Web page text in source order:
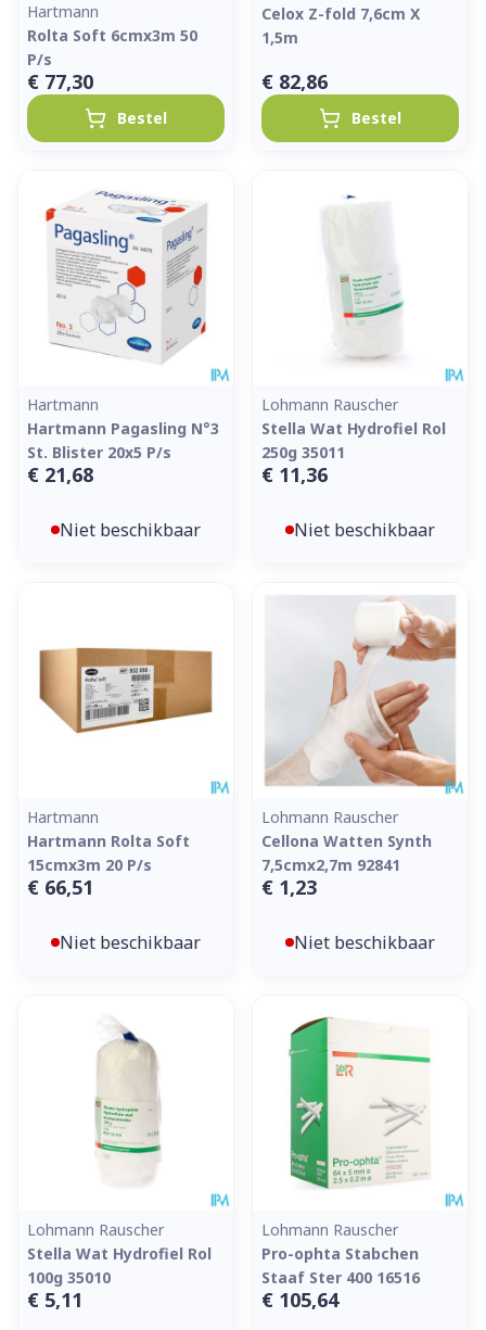
Hartmann
Rolta Soft 6cmx3m 50
P/s
€ 77,30
Bestel
Celox Z-fold 7,6cm X
1,5m
€ 82,86
Bestel
Hartmann
Hartmann Pagasling N°3
St. Blister 20x5 P/s
€ 21,68
Niet beschikbaar
Lohmann Rauscher
Stella Wat Hydrofiel Rol
250g 35011
€ 11,36
Niet beschikbaar
Hartmann
Hartmann Rolta Soft
15cmx3m 20 P/s
€ 66,51
Niet beschikbaar
Lohmann Rauscher
Cellona Watten Synth
7,5cmx2,7m 92841
€ 1,23
Niet beschikbaar
Lohmann Rauscher
Stella Wat Hydrofiel Rol
100g 35010
€ 5,11
Lohmann Rauscher
Pro-ophta Stabchen
Staaf Ster 400 16516
€ 105,64